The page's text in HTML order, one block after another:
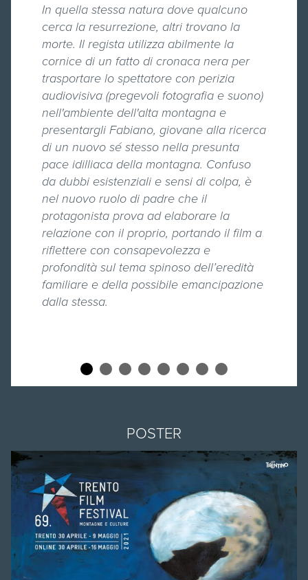
In quella stessa natura dove qualcuno
cerca la resurrezione, altri trovano la
morte. Il regista utilizza abilmente la
cornice di un fatto di cronaca nera per
trasportare lo spettatore con perizia
audiovisiva (pregevoli fotografia e suono)
nell'ambiente dell'alta montagna e
presentargli Fabiano, giovane alla ricerca
di un nuovo sé stesso nella presunta
pace idilliaca della montagna. Confuso
da dubbi esistenziali e sensi di colpa, è
nel nuovo ruolo di padre che il
protagonista prova ad elaborare la
relazione con il proprio, portando il film a
riflettere con consapevolezza e
profondità sul tema spinoso dell’eredità
familiare e della possibile emancipazione
dalla stessa.
POSTER